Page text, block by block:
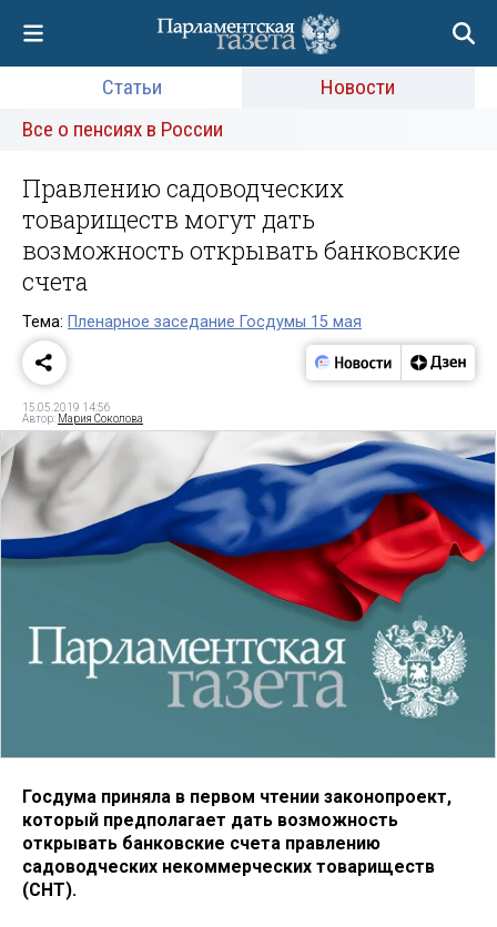
Статьи
Новости
Все о пенсиях в России
Правлению садоводческих
товариществ могут дать
возможность открывать банковские
счета
Тема: Пленарное заседание Госдумы 15 мая
15.05.2019 14:56
Автор: Мария Соколова
Госдума приняла в первом чтении законопроект,
который предполагает дать возможность
открывать банковские счета правлению
садоводческих некоммерческих товариществ
(СНТ).